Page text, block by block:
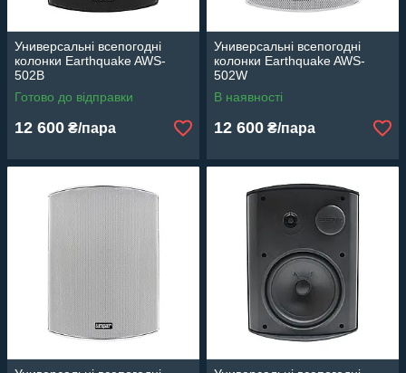
Универсальні всепогодні
колонки Earthquake AWS-
502B
Готово до відправки
12 600 ₴/пара
Универсальні всепогодні
колонки Earthquake AWS-
502W
В наявності
12 600 ₴/пара